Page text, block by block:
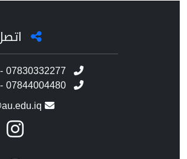
07830332277
07844004480